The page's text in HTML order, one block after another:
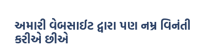
અમારી વેબસાઈટ દ્વારા પણ નમ્ર વિનંતી
કરીએ છીએ